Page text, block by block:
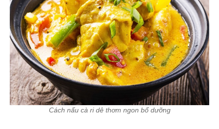
Cách nấu cà ri dê thơm ngon bổ dưỡng